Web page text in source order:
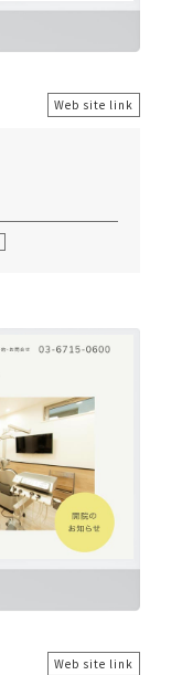
Web site link
Web site link